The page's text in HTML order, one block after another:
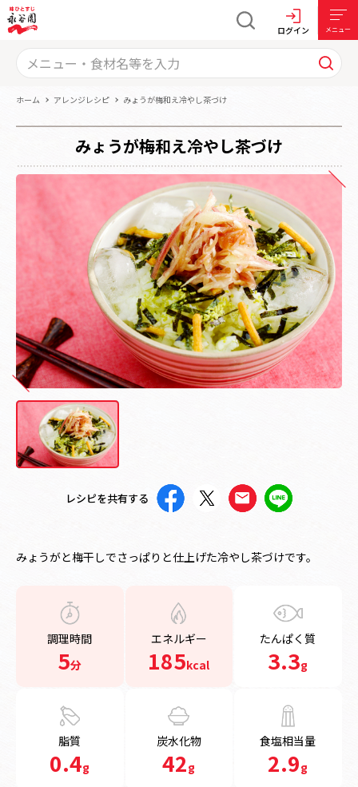
ログイン メニュー
ホーム アレンジレシピ みょうが梅和え冷やし茶づけ
みょうが梅和え冷やし茶づけ
レシピを共有する
みょうがと梅干しでさっぱりと仕上げた冷やし茶づけです。
調理時間
5分
エネルギー
185kcal
たんぱく質
3.3g
脂質
0.4g
炭水化物
42g
食塩相当量
2.9g